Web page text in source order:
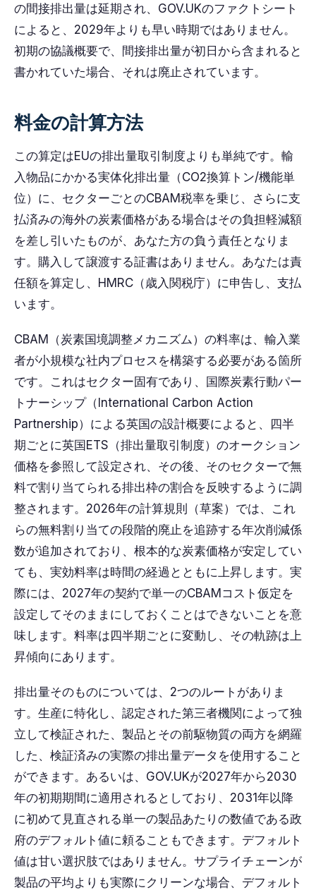
の間接排出量は延期され、GOV.UKのファクトシート
によると、2029年よりも早い時期ではありません。
初期の協議概要で、間接排出量が初日から含まれると
書かれていた場合、それは廃止されています。
料金の計算方法
この算定はEUの排出量取引制度よりも単純です。輸
入物品にかかる実体化排出量（CO2換算トン/機能単
位）に、セクターごとのCBAM税率を乗じ、さらに支
払済みの海外の炭素価格がある場合はその負担軽減額
を差し引いたものが、あなた方の負う責任となりま
す。購入して譲渡する証書はありません。あなたは責
任額を算定し、HMRC（歳入関税庁）に申告し、支払
います。
CBAM（炭素国境調整メカニズム）の料率は、輸入業
者が小規模な社内プロセスを構築する必要がある箇所
です。これはセクター固有であり、国際炭素行動パー
トナーシップ（International Carbon Action
Partnership）による英国の設計概要によると、四半
期ごとに英国ETS（排出量取引制度）のオークション
価格を参照して設定され、その後、そのセクターで無
料で割り当てられる排出枠の割合を反映するように調
整されます。2026年の計算規則（草案）では、これ
らの無料割り当ての段階的廃止を追跡する年次削減係
数が追加されており、根本的な炭素価格が安定してい
ても、実効料率は時間の経過とともに上昇します。実
際には、2027年の契約で単一のCBAMコスト仮定を
設定してそのままにしておくことはできないことを意
味します。料率は四半期ごとに変動し、その軌跡は上
昇傾向にあります。
排出量そのものについては、2つのルートがありま
す。生産に特化し、認定された第三者機関によって独
立して検証された、製品とその前駆物質の両方を網羅
した、検証済みの実際の排出量データを使用すること
ができます。あるいは、GOV.UKが2027年から2030
年の初期期間に適用されるとしており、2031年以降
に初めて見直される単一の製品あたりの数値である政
府のデフォルト値に頼ることもできます。デフォルト
値は甘い選択肢ではありません。サプライチェーンが
製品の平均よりも実際にクリーンな場合、デフォルト